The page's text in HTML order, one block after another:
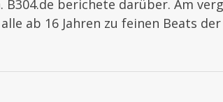
berichete darüber. Am
ab 16 Jahren zu feinen Beats der